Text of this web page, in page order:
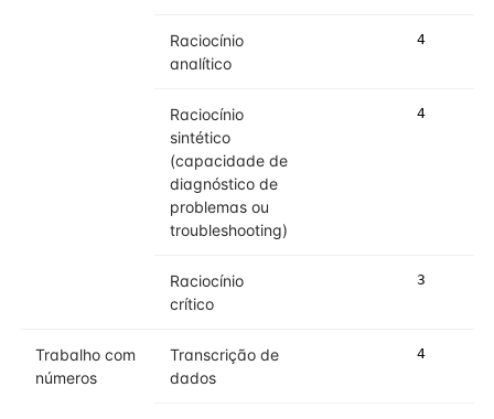
Raciocínio
analítico
4
Raciocínio
sintético
(capacidade de
diagnóstico de
problemas ou
troubleshooting)
4
Raciocínio
crítico
3
Trabalho com
números
Transcrição de
dados
4